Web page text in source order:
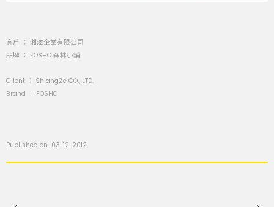
客戶 ： 湘澤企業有限公司
品牌 ： FOSHO 森林小舖
Client ： ShiangZe CO., LTD.
Brand ： FOSHO
Published on 03. 12. 2012